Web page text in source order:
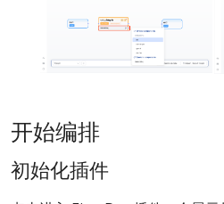
开始编排
初始化插件